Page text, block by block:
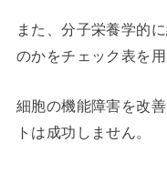
また、分子栄養学的
のかをチェック表を用
細胞の機能障害を改
トは成功しません。